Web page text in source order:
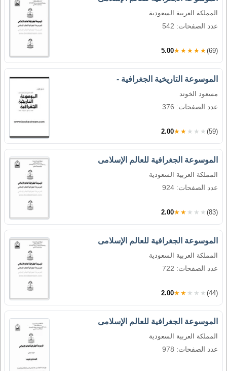
المملكة العربية السعودية
عدد الصفحات: 542
5.00★★★★★(69)
الموسوعة التاريخية الجغرافية -
مسعود الخوند
عدد الصفحات: 376
2.00★★★★★ (59)
الموسوعة الجغرافية للعالم الإسلامى
المملكة العربية السعودية
عدد الصفحات: 924
2.00★★★★★ (83)
الموسوعة الجغرافية للعالم الإسلامى
المملكة العربية السعودية
عدد الصفحات: 722
2.00★★★★★ (44)
الموسوعة الجغرافية للعالم الإسلامى
المملكة العربية السعودية
عدد الصفحات: 978